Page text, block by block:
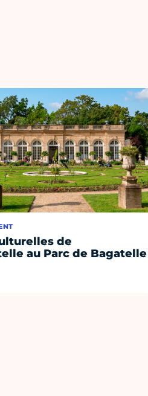
de
au Parc de Bagatelle